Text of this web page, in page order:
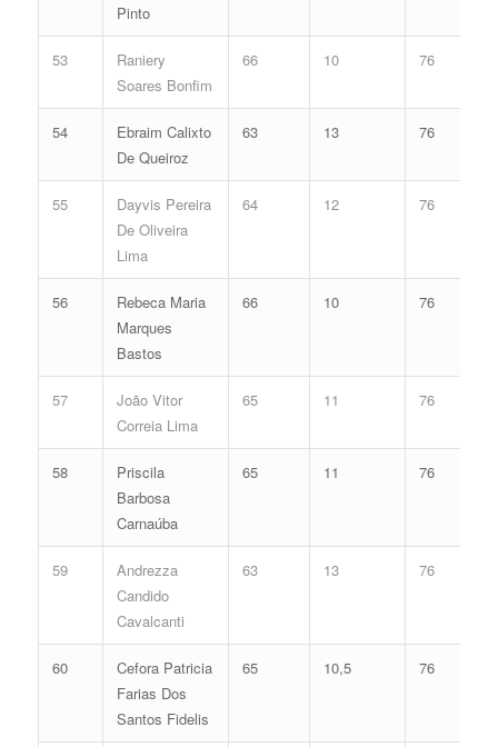
Pinto
53
Raniery
Soares Bonfim
66 10 76
54
Ebraim Calixto
De Queiroz
63 13 76
55
Dayvis Pereira
De Oliveira
Lima
64 12 76
56
Rebeca Maria
Marques
Bastos
66 10 76
57
João Vitor
Correia Lima
65 11 76
58
Priscila
Barbosa
Carnaúba
65 11 76
59
Andrezza
Candido
Cavalcanti
63 13 76
60
Cefora Patricia
Farias Dos
Santos Fidelis
65 10,5 76